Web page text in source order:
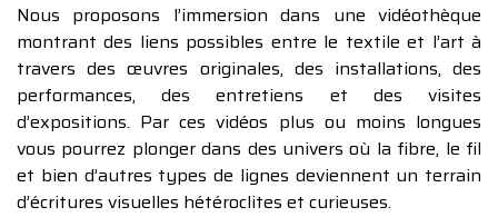
Nous proposons l’immersion dans une vidéothèque
montrant des liens possibles entre le textile et l’art à
travers des œuvres originales, des installations, des
performances, des entretiens et des visites
d’expositions. Par ces vidéos plus ou moins longues
vous pourrez plonger dans des univers où la fibre, le fil
et bien d’autres types de lignes deviennent un terrain
d’écritures visuelles hétéroclites et curieuses.